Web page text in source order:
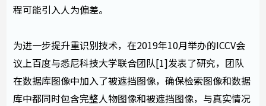
程可能引入人为偏差。
为进一步提升重识别技术，在2019年10月举办的ICCV会
议上百度与悉尼科技大学联合团队[1]发表了研究，团队
在数据库图像中加入了被遮挡图像，确保检索图像和数据
库中都同时包含完整人物图像和被遮挡图像，与真实情况